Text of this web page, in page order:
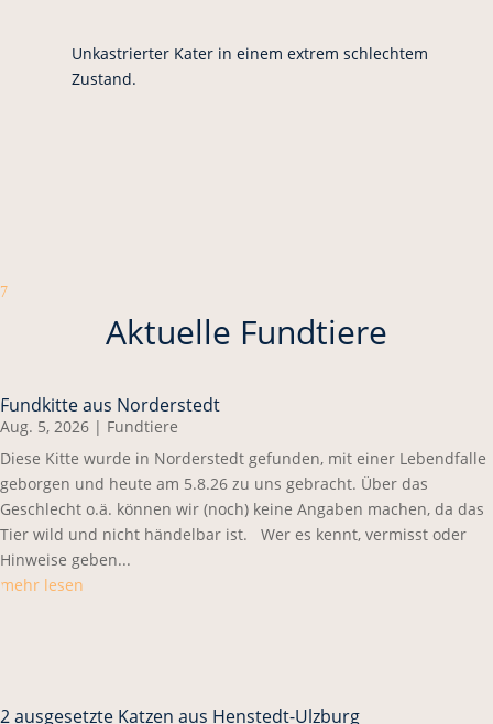
Unkastrierter Kater in einem extrem schlechtem
Zustand.
7
Aktuelle Fundtiere
Fundkitte aus Norderstedt
Aug. 5, 2026 | Fundtiere
Diese Kitte wurde in Norderstedt gefunden, mit einer Lebendfalle
geborgen und heute am 5.8.26 zu uns gebracht. Über das
Geschlecht o.ä. können wir (noch) keine Angaben machen, da das
Tier wild und nicht händelbar ist. Wer es kennt, vermisst oder
Hinweise geben...
mehr lesen
2 ausgesetzte Katzen aus Henstedt-Ulzburg